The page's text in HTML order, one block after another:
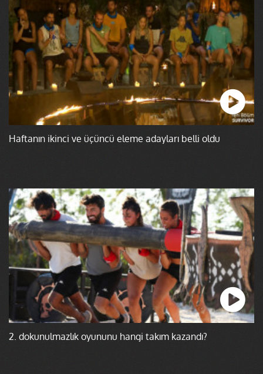
Haftanın ikinci ve üçüncü eleme adayları belli oldu
2. dokunulmazlık oyununu hangi takım kazandı?